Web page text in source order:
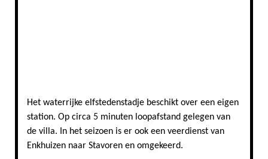
Het waterrijke elfstedenstadje beschikt over een eigen
station. Op circa 5 minuten loopafstand gelegen van
de villa. In het seizoen is er ook een veerdienst van
Enkhuizen naar Stavoren en omgekeerd.